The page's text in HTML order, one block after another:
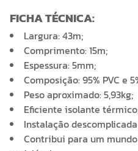
FICHA TÉCNICA:
Largura: 43m;
Comprimento: 15m;
Espessura: 5mm;
Composição: 95% PVC e
Peso aproximado: 5,93kg;
Eficiente isolante
Instalação
Contribui para um